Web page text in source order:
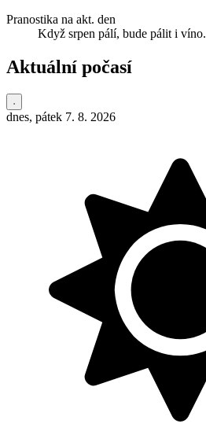
Pranostika na akt. den
Když srpen pálí, bude pálit i víno.
Aktuální počasí
dnes, pátek 7. 8. 2026